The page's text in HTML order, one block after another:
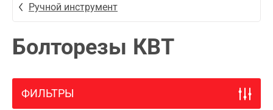
Ручной инструмент
Болторезы КВТ
ФИЛЬТРЫ